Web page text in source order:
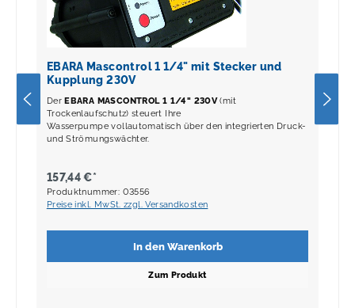
EBARA Mascontrol 1 1/4" mit Stecker und
Kupplung 230V
DerEBARA MASCONTROL 1 1/4" 230V(mit
Trockenlaufschutz) steuert Ihre
Wasserpumpe vollautomatisch über den integrierten Druck-
und Strömungswächter.
157,44 €*
Produktnummer: 03556
Preise inkl. MwSt. zzgl. Versandkosten
In den Warenkorb
Zum Produkt